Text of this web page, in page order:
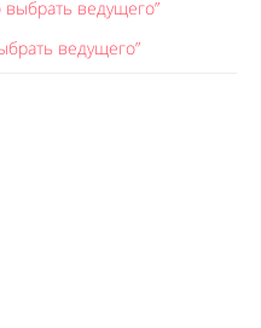
ведущего”